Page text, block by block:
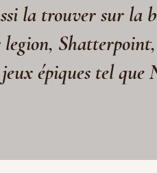
la trouver sur la
legion,
jeux épiques tel